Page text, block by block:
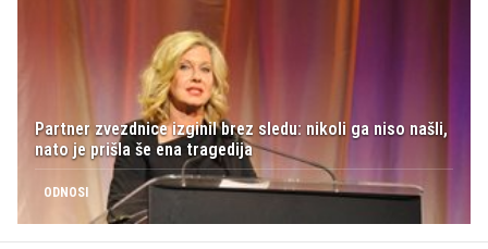
Partner zvezdnice izginil brez sledu: nikoli ga niso našli,
nato je prišla še ena tragedija
ODNOSI